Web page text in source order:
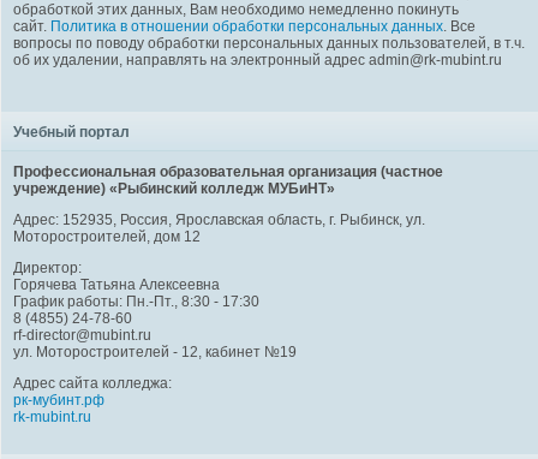
обработкой этих данных, Вам необходимо немедленно покинуть
сайт. Политика в отношении обработки персональных данных. Все
вопросы по поводу обработки персональных данных пользователей, в т.ч.
об их удалении, направлять на электронный адрес admin@rk-mubint.ru
Учебный портал
Профессиональная образовательная организация (частное
учреждение) «Рыбинский колледж МУБиНТ»
Адрес: 152935, Россия, Ярославская область, г. Рыбинск, ул.
Моторостроителей, дом 12
Директор:
Горячева Татьяна Алексеевна
График работы: Пн.-Пт., 8:30 - 17:30
8 (4855) 24-78-60
rf-director@mubint.ru
ул. Моторостроителей - 12, кабинет №19
Адрес сайта колледжа:
рк-мубинт.рф
rk-mubint.ru